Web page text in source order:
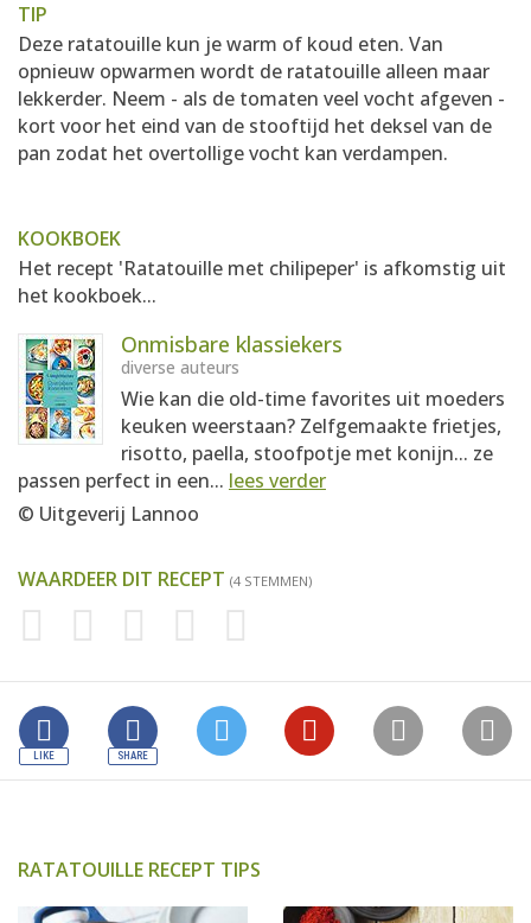
TIP
Deze ratatouille kun je warm of koud eten. Van
opnieuw opwarmen wordt de ratatouille alleen maar
lekkerder. Neem - als de tomaten veel vocht afgeven -
kort voor het eind van de stooftijd het deksel van de
pan zodat het overtollige vocht kan verdampen.
KOOKBOEK
Het recept 'Ratatouille met chilipeper' is afkomstig uit
het kookboek...
Onmisbare klassiekers
diverse auteurs
Wie kan die old-time favorites uit moeders
keuken weerstaan? Zelfgemaakte frietjes,
risotto, paella, stoofpotje met konijn... ze
passen perfect in een... lees verder
© Uitgeverij Lannoo
WAARDEER DIT RECEPT (4 STEMMEN)
RATATOUILLE RECEPT TIPS